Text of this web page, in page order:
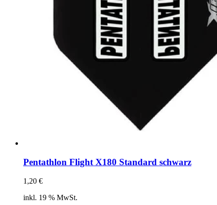
Pentathlon Flight X180 Standard schwarz
1,20 €
inkl. 19 % MwSt.